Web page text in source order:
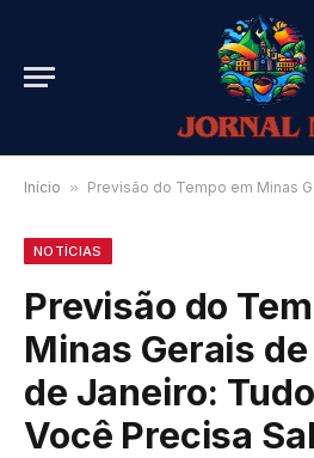
Início » Previsão do Tempo em Minas Gerais de 28 até 31
NOTÍCIAS
Previsão do
Minas Gerais de
de Janeiro:
Você Precisa